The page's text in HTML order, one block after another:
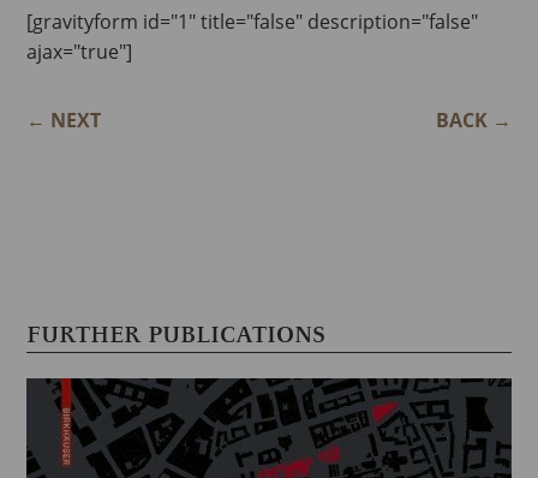
[gravityform id="1" title="false" description="false"
ajax="true"]
← NEXT BACK→
FURTHER PUBLICATIONS